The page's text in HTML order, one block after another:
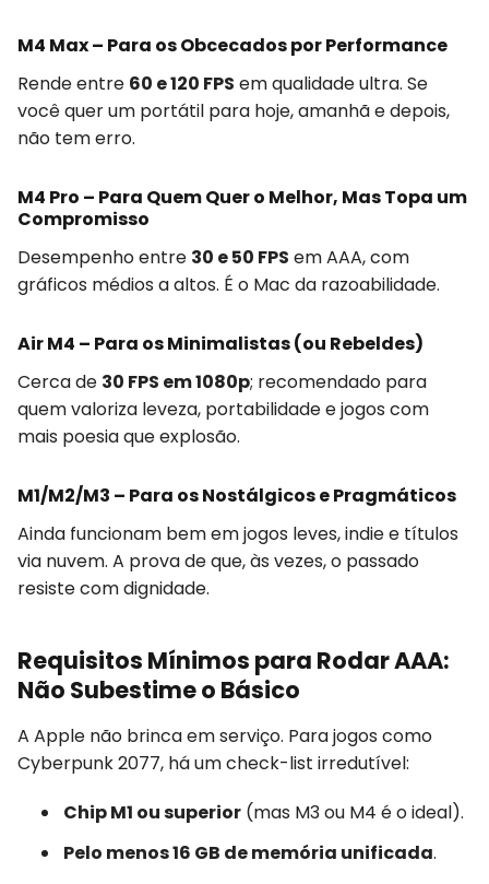
M4 Max – Para os Obcecados por Performance
Rende entre 60 e 120 FPS em qualidade ultra. Se
você quer um portátil para hoje, amanhã e depois,
não tem erro.
M4 Pro – Para Quem Quer o Melhor, Mas Topa um
Compromisso
Desempenho entre 30 e 50 FPS em AAA, com
gráficos médios a altos. É o Mac da razoabilidade.
Air M4 – Para os Minimalistas (ou Rebeldes)
Cerca de 30 FPS em 1080p; recomendado para
quem valoriza leveza, portabilidade e jogos com
mais poesia que explosão.
M1/M2/M3 – Para os Nostálgicos e Pragmáticos
Ainda funcionam bem em jogos leves, indie e títulos
via nuvem. A prova de que, às vezes, o passado
resiste com dignidade.
Requisitos Mínimos para Rodar AAA:
Não Subestime o Básico
A Apple não brinca em serviço. Para jogos como
Cyberpunk 2077, há um check-list irredutível:
Chip M1 ou superior (mas M3 ou M4 é o ideal).
Pelo menos 16 GB de memória unificada.